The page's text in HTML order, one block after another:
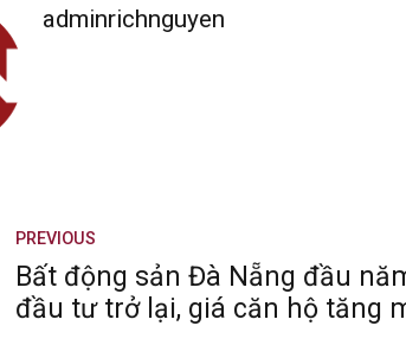
adminrichnguyen
PREVIOUS
Bất động sản Đà Nẵng đầu
đầu tư trở lại, giá căn hộ tăng